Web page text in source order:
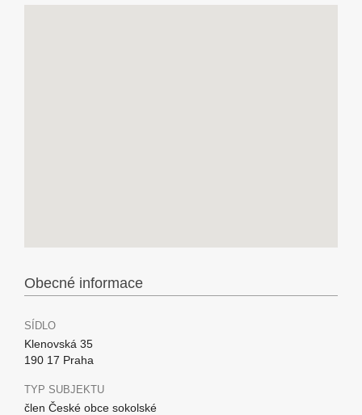
Obecné informace
SÍDLO
Klenovská 35
190 17 Praha
TYP SUBJEKTU
člen České obce sokolské